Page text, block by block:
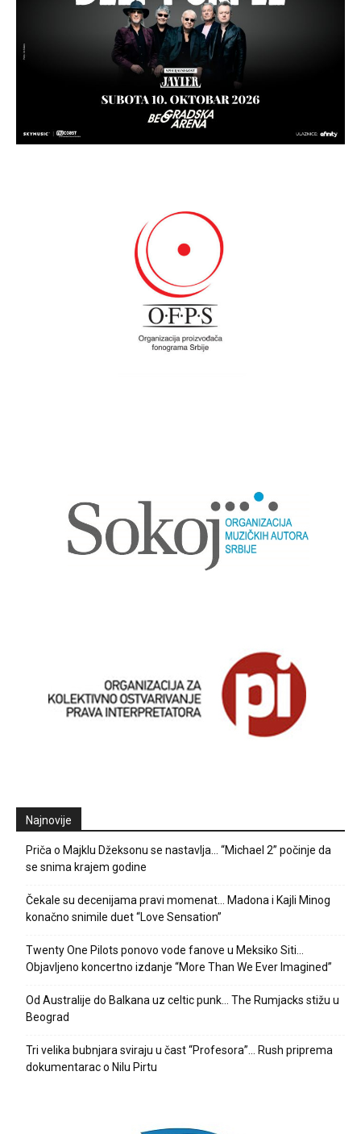
Najnovije
Priča o Majklu Džeksonu se nastavlja… “Michael 2” počinje da
se snima krajem godine
Čekale su decenijama pravi momenat… Madona i Kajli Minog
konačno snimile duet “Love Sensation”
Twenty One Pilots ponovo vode fanove u Meksiko Siti…
Objavljeno koncertno izdanje “More Than We Ever Imagined”
Od Australije do Balkana uz celtic punk… The Rumjacks stižu u
Beograd
Tri velika bubnjara sviraju u čast “Profesora”… Rush priprema
dokumentarac o Nilu Pirtu